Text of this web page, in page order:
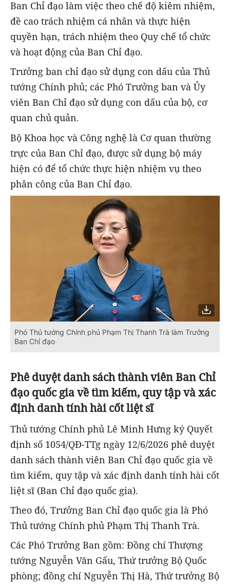
Ban Chỉ đạo làm việc theo chế độ kiêm nhiệm,
đề cao trách nhiệm cá nhân và thực hiện
quyền hạn, trách nhiệm theo Quy chế tổ chức
và hoạt động của Ban Chỉ đạo.
Trưởng ban chỉ đạo sử dụng con dấu của Thủ
tướng Chính phủ; các Phó Trưởng ban và Ủy
viên Ban Chỉ đạo sử dụng con dấu của bộ, cơ
quan chủ quản.
Bộ Khoa học và Công nghệ là Cơ quan thường
trực của Ban Chỉ đạo, được sử dụng bộ máy
hiện có để tổ chức thực hiện nhiệm vụ theo
phân công của Ban Chỉ đạo.
Phó Thủ tướng Chính phủ Phạm Thị Thanh Trà làm Trưởng
Ban Chỉ đạo
Phê duyệt danh sách thành viên Ban Chỉ
đạo quốc gia về tìm kiếm, quy tập và xác
định danh tính hài cốt liệt sĩ
Thủ tướng Chính phủ Lê Minh Hưng ký Quyết
định số 1054/QĐ-TTg ngày 12/6/2026 phê duyệt
danh sách thành viên Ban Chỉ đạo quốc gia về
tìm kiếm, quy tập và xác định danh tính hài cốt
liệt sĩ (Ban Chỉ đạo quốc gia).
Theo đó, Trưởng Ban Chỉ đạo quốc gia là Phó
Thủ tướng Chính phủ Phạm Thị Thanh Trà.
Các Phó Trưởng Ban gồm: Đồng chí Thượng
tướng Nguyễn Văn Gấu, Thứ trưởng Bộ Quốc
phòng; đồng chí Nguyễn Thị Hà, Thứ trưởng Bộ